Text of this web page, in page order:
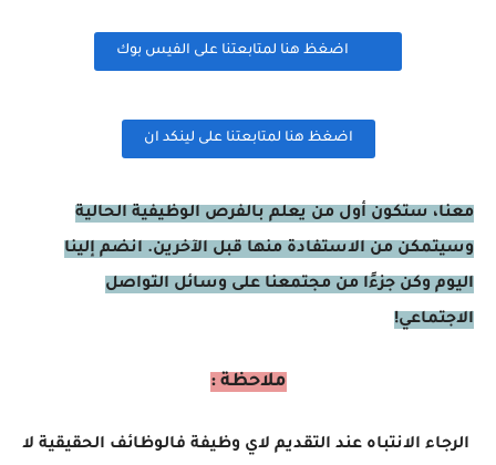
اضغظ هنا لمتابعتنا على الفيس بوك
اضغظ هنا لمتابعتنا على لينكد ان
معنا، ستكون أول من يعلم بالفرص الوظيفية الحالية
وسيتمكن من الاستفادة منها قبل الآخرين. انضم إلينا
اليوم وكن جزءًا من مجتمعنا على وسائل التواصل
الاجتماعي!
ملاحظة :
الرجاء الانتباه عند التقديم لاي وظيفة فالوظائف الحقيقية لا